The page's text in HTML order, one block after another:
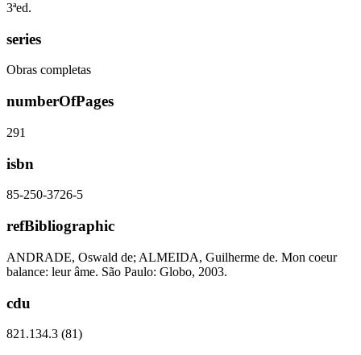
3ªed.
series
Obras completas
numberOfPages
291
isbn
85-250-3726-5
refBibliographic
ANDRADE, Oswald de; ALMEIDA, Guilherme de. Mon coeur
balance: leur âme. São Paulo: Globo, 2003.
cdu
821.134.3 (81)